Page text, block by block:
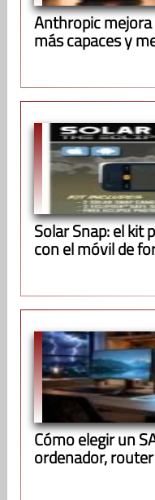
Anthropic mejora
más capaces y
Solar Snap: el kit
con el móvil de
Cómo elegir un
ordenador,